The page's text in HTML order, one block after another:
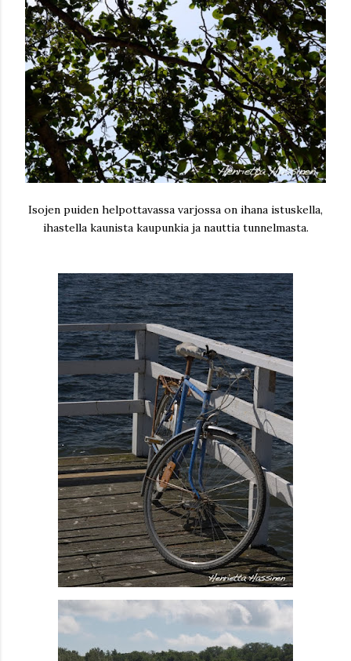
Isojen puiden helpottavassa varjossa on ihana istuskella,
ihastella kaunista kaupunkia ja nauttia tunnelmasta.